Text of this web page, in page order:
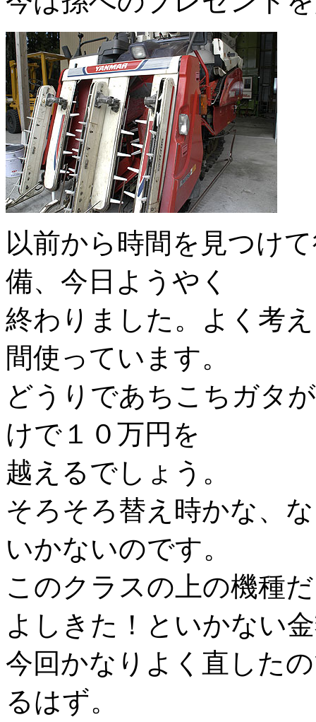
以前から時間を見つけ
備、今日ようやく
終わりました。よく考
間使っています。
どうりであちこちガタ
けで１０万円を
越えるでしょう。
そろそろ替え時かな、
いかないのです。
このクラスの上の機種
よしきた！といかない
今回かなりよく直した
るはず。